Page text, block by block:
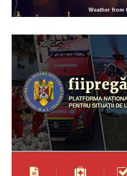
Weather from